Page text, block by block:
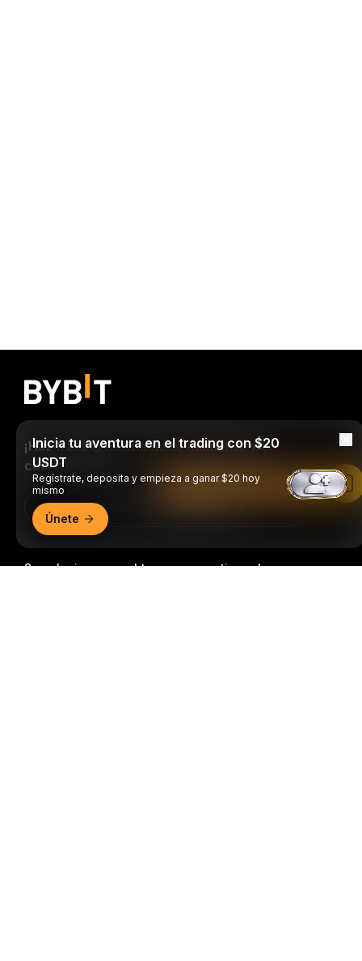
Sea el primero en obtener perspectivas clave y
¡Haz trading en cualquier momento y en
cualquier lugar!
Download Bybit App
Inicia tu aventura en el trading con $20
USDT
Regístrate, deposita y empieza a ganar $20 hoy
mismo
Únete
Leer en la aplicación de Bybit